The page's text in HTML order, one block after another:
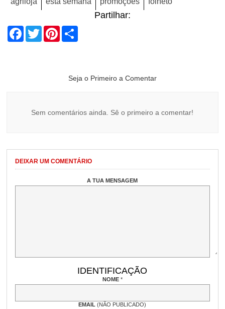
Partilhar:
Facebook
TwitterPinterest
Seja o Primeiro a Comentar
Sem comentários ainda. Sê o primeiro a comentar!
DEIXAR UM COMENTÁRIO
A TUA MENSAGEM
IDENTIFICAÇÃO
NOME *
EMAIL(NÃO PUBLICADO)